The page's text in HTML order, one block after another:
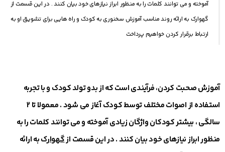
آموخته و می ‎توانند کلمات را به منظور ابراز نیازهای خود بیان کنند . در این قسمت از
گهوارک به ارائه روند مناسب آموزش سخنوری به کودک و راه هایی برای تشویق او به
ارتباط برقرار کردن خواهیم پرداخت
آموزش صحبت کردن، فرآیندی است که از بدو تولد کودک و با تجربه
استفاده از اصوات مختلف توسط کودک آغاز می ‎شود . معمولا تا 2
سالگی ، بیشتر کودکان واژگان زیادی آموخته و می ‎توانند کلمات را به
منظور ابراز نیازهای خود بیان کنند . در این قسمت ازگهوارک به ارائه